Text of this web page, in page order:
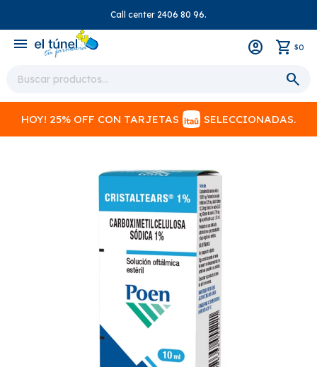
Call center 2406 80 96.
menu $0
HOY! 25% OFF CON TARJETAS SELECCIONADAS.
close